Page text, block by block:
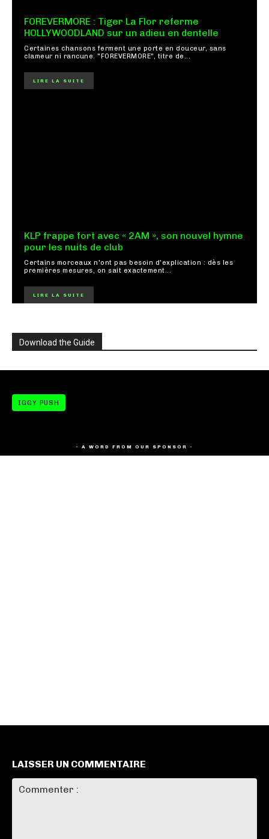
FOREVERMORE : Tiger La Flor referme
HOLLYWOODLAND sur un adieu en dentelle
Certaines chansons ferment une porte en douceur, sans
clameur ni rancune. "FOREVERMORE", titre de...
LIRE LA SUITE
KLP frappe fort avec « 2AM », son nouvel hymne
pour les nuits de club
Certains morceaux n'ont pas besoin d'explication : dès les
premières mesures, on sait exactement...
LIRE LA SUITE
Download the Guide
IGGY PUSH
- A WORD FROM OUR SPONSOR -
LAISSER UN COMMENTAIRE